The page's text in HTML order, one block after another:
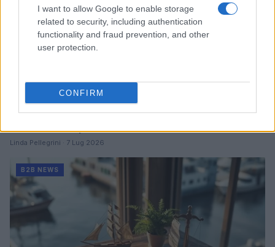
I want to allow Google to enable storage
related to security, including authentication
functionality and fraud prevention, and other
user protection.
CONFIRM
Acquisizione Fincantieri-WSense: i fondatori restano
e rimettono capitale
Linda Pellegrini · 7 Lug 2026
B2B NEWS